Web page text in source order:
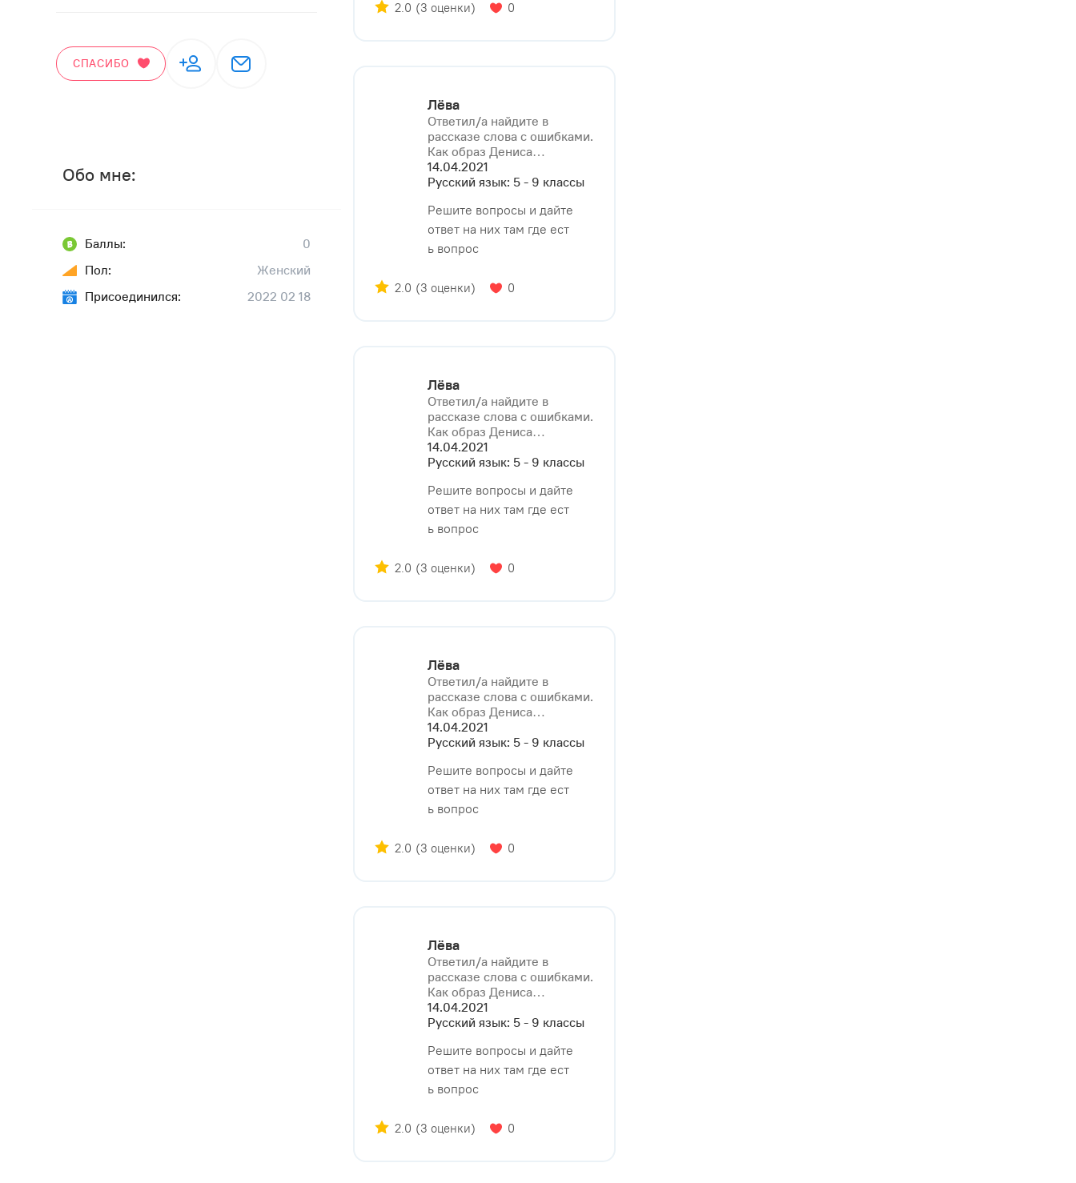
СПАСИБО
Обо мне:
Баллы:
0
Пол:
Женский
Присоединился:
2022 02 18
2.0 (3 оценки) 0
Лёва
Ответил/a найдите в
рассказе слова с ошибками.
Как образ Дениса⁠…
14.04.2021
Русский язык: 5 - 9 классы
Решите вопросы и дайте
ответ на них там где ест
ь вопрос
2.0 (3 оценки) 0
Лёва
Ответил/a найдите в
рассказе слова с ошибками.
Как образ Дениса⁠…
14.04.2021
Русский язык: 5 - 9 классы
Решите вопросы и дайте
ответ на них там где ест
ь вопрос
2.0 (3 оценки) 0
Лёва
Ответил/a найдите в
рассказе слова с ошибками.
Как образ Дениса⁠…
14.04.2021
Русский язык: 5 - 9 классы
Решите вопросы и дайте
ответ на них там где ест
ь вопрос
2.0 (3 оценки) 0
Лёва
Ответил/a найдите в
рассказе слова с ошибками.
Как образ Дениса⁠…
14.04.2021
Русский язык: 5 - 9 классы
Решите вопросы и дайте
ответ на них там где ест
ь вопрос
2.0 (3 оценки) 0